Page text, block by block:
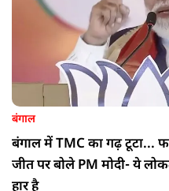
बंगाल
बंगाल में TMC का गढ़ टूटा...
जीत पर बोले PM मोदी- ये
हार है